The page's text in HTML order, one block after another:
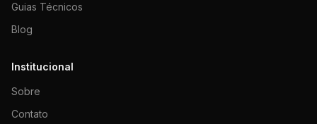
Guias Técnicos
Blog
Institucional
Sobre
Contato